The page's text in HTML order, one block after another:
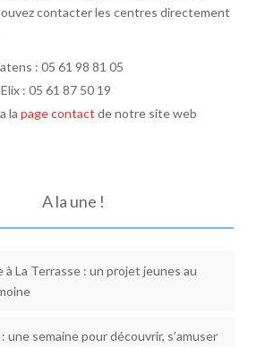
contacter les centres directement
: 05 61 98 81 05
: 05 61 87 50 19
la page contact de notre site web
A la une !
à La Terrasse : un projet jeunes au
une semaine pour découvrir, s’amuser